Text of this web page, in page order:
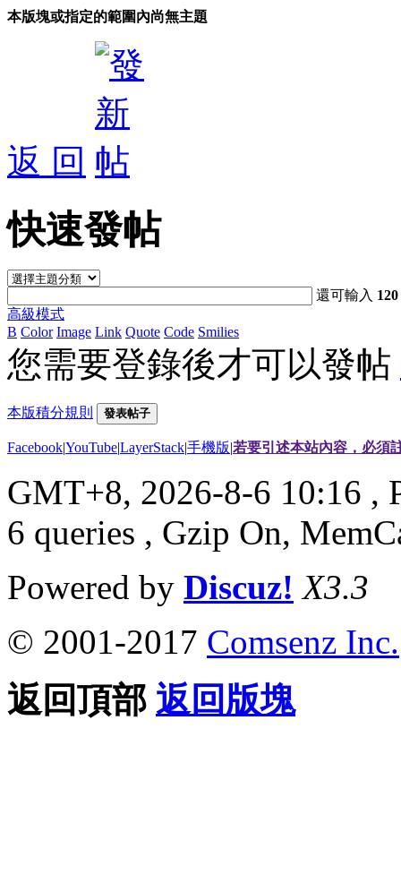
本版塊或指定的範圍內尚無主題
返 回
快速發帖
還可輸入 120
高級模式
B Color Image Link Quote Code Smilies
您需要登錄後才可以發帖
本版積分規則 發表帖子
Facebook|YouTube|LayerStack|手機版|若要引述本站內容，必須
GMT+8, 2026-8-6 10:16 ,
6 queries , Gzip On,
Powered by Discuz! X3.3
© 2001-2017 Comsenz Inc.
返回頂部 返回版塊